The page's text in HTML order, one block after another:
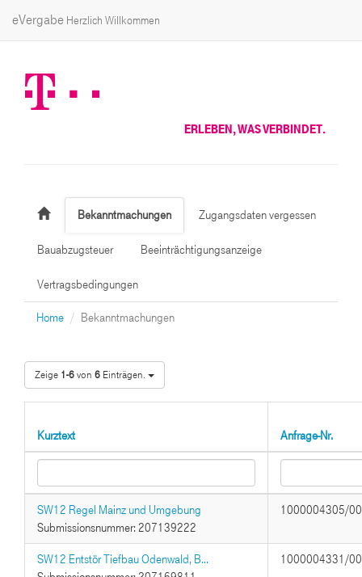
eVergabe Herzlich Willkommen
ERLEBEN, WAS VERBINDET.
Bekanntmachungen Zugangsdaten vergessen
Bauabzugsteuer Beeinträchtigungsanzeige
Vertragsbedingungen
Home Bekanntmachungen
Zeige 1-6von 6 Einträgen.
Kurztext Anfrage-Nr.
SW12 Regel Mainz und Umgebung
Submissionsnummer: 207139222
1000004305/
SW12 Entstör Tiefbau Odenwald, B...
1000004331/